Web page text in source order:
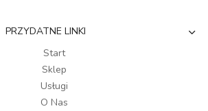
PRZYDATNE LINKI
Start
Sklep
Usługi
O Nas